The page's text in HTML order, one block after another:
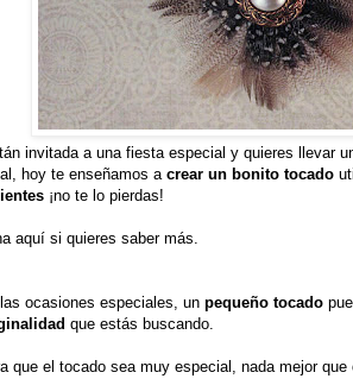
invitada a una fiesta especial y quieres llevar
hoy te enseñamos a crear un bonito tocado
¡no te lo pierdas!
aquí si quieres saber más.
ocasiones especiales, un pequeño tocado
que estás buscando.
que el tocado sea muy especial, nada mejor que